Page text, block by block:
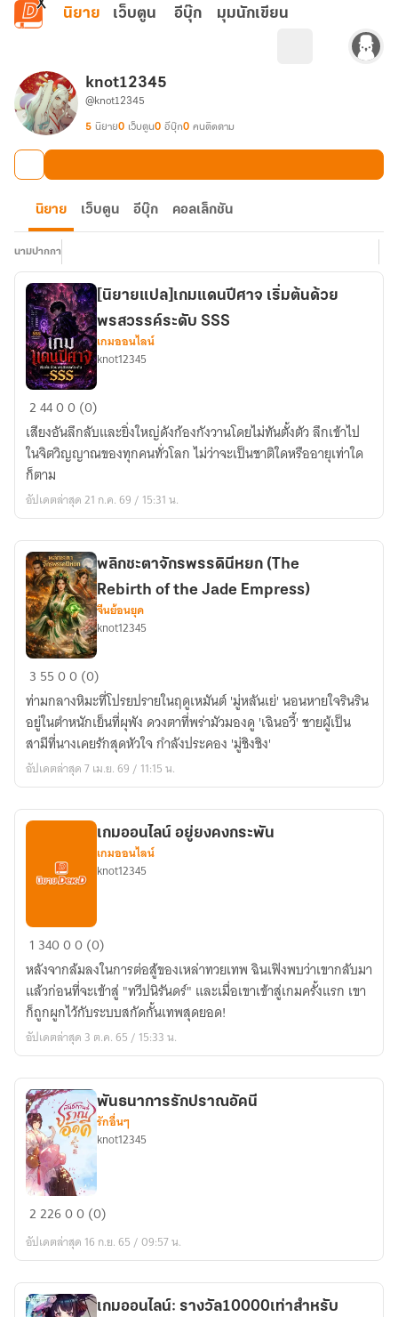
ข้ามไปยังเนื้อหาหลัก
นิยาย เว็บตูน อีบุ๊ก มุมนักเขียน
knot12345
@knot12345
5 นิยาย0 เว็บตูน0 อีบุ๊ก0 คนติดตาม
นิยาย เว็บตูน อีบุ๊ก คอลเล็กชัน
นามปากกา
[นิยาย
แปล]เกม
แดน
ปีศาจ
เริ่ม
ต้น
พรสวรรค์
ระดับ
SSS
[นิยายแปล]เกมแดนปีศาจ เริ่มต้นด้วย
พรสวรรค์ระดับ SSS
เกมออนไลน์
knot12345
24400 (0)
เสียงอันลึกลับและยิ่งใหญ่ดังก้องกังวานโดยไม่ทันตั้งตัว ลึกเข้าไป
ในจิตวิญญาณของทุกคนทั่วโลก ไม่ว่าจะเป็นชาติใดหรืออายุเท่าใด
ก็ตาม
อัปเดตล่าสุด 21 ก.ค. 69 / 15:31 น.
พลิก
ชะตา
จักรพรรดิ
นี
หยก
(The
of
Empress)
พลิกชะตาจักรพรรดินีหยก (The
Rebirth of the Jade Empress)
จีนย้อนยุค
knot12345
3 5500 (0)
ท่ามกลางหิมะที่โปรยปรายในฤดูเหมันต์ 'มู่หลันเย่' นอนหายใจรินริน
อยู่ในตำหนักเย็นที่ผุพัง ดวงตาที่พร่ามัวมองดู 'เฉินอวี้' ชายผู้เป็น
สามีที่นางเคยรักสุดหัวใจ กำลังประคอง 'มู่ชิงชิง'
อัปเดตล่าสุด 7 เม.ย. 69 / 11:15 น.
เกม
ออนไลน์
อยู่
ยง
คงกระพัน
เกมออนไลน์ อยู่ยงคงกระพัน
เกมออนไลน์
knot12345
1 34000 (0)
หลังจากล้มลงในการต่อสู้ของเหล่าทวยเทพ ฉินเฟิงพบว่าเขากลับมา
แล้วก่อนที่จะเข้าสู่ "ทวีปนิรันดร์" และเมื่อเขาเข้าสู่เกมครั้งแรก เขา
ก็ถูกผูกไว้กับระบบสกัดกั้นเทพสุดยอด!
อัปเดตล่าสุด 3 ต.ค. 65 / 15:33 น.
พันธนาการ
ปราณ
พันธนาการรักปราณอัคนี
รักอื่นๆ
knot12345
222600 (0)
อัปเดตล่าสุด 16 ก.ย. 65 / 09:57 น.
เกมออนไลน์: รางวัล10000เท่าสำหรับ